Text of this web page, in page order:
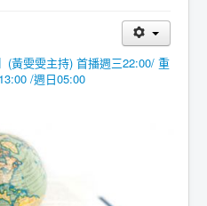
(黃雯雯主持) 首播週三22:00/ 重
/週日05:00